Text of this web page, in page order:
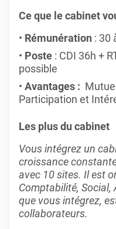
Ce que le cabinet
Rémunération : 30
Poste : CDI 36h +
possible
Avantages :
Participation et
Les plus du cabinet
Vous intégrez un
croissance
avec 10 sites. Il est
Comptabilité, Social,
que vous intégrez,
collaborateurs.